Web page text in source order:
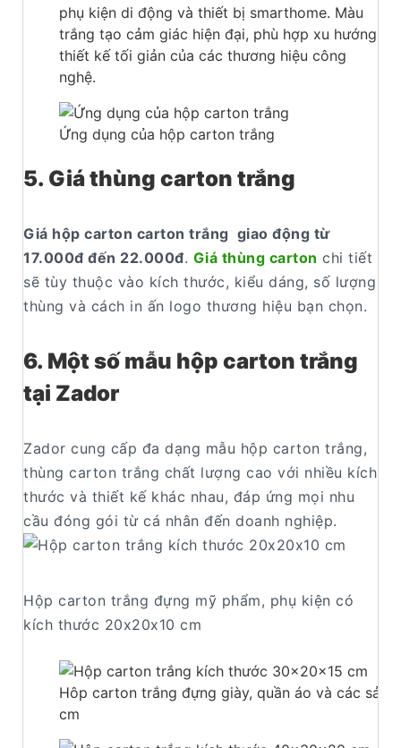
phụ kiện di động và thiết bị smarthome. Màu
trắng tạo cảm giác hiện đại, phù hợp xu hướng
thiết kế tối giản của các thương hiệu công
nghệ.
Ứng dụng của hộp carton trắng
5. Giá thùng carton trắng
Giá hộp carton carton trắng giao động từ
17.000đ đến 22.000đ. Giá thùng carton chi tiết
sẽ tùy thuộc vào kích thước, kiểu dáng, số lượng
thùng và cách in ấn logo thương hiệu bạn chọn.
6. Một số mẫu hộp carton trắng
tại Zador
Zador cung cấp đa dạng mẫu hộp carton trắng,
thùng carton trắng chất lượng cao với nhiều kích
thước và thiết kế khác nhau, đáp ứng mọi nhu
cầu đóng gói từ cá nhân đến doanh nghiệp.
Hộp carton trắng đựng mỹ phẩm, phụ kiện có
kích thước 20x20x10 cm
Hôp carton trắng đựng giày, quần áo và các
cm